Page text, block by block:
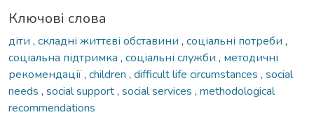
Ключові слова
діти , складні життєві обставини , соціальні потреби ,
соціальна підтримка , соціальні служби , методичні
рекомендації, children , difficult life circumstances , social
needs , social support, social services , methodological
recommendations